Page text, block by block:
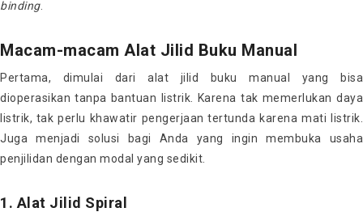
binding.
Macam-macam Alat Jilid Buku Manual
Pertama, dimulai dari alat jilid buku manual yang bisa
dioperasikan tanpa bantuan listrik. Karena tak memerlukan daya
listrik, tak perlu khawatir pengerjaan tertunda karena mati listrik.
Juga menjadi solusi bagi Anda yang ingin membuka usaha
penjilidan dengan modal yang sedikit.
1. Alat Jilid Spiral